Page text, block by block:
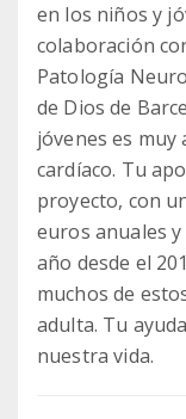
en los niños y
colaboración
Patología
de Dios de
jóvenes es muy
cardíaco. Tu
proyecto, con
euros anuales
año desde el
muchos de
adulta. Tu
nuestra vida.